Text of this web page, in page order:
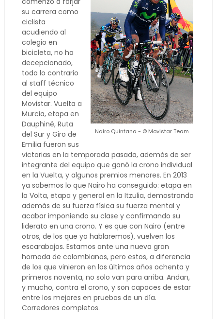
Nairo Quintana - © Movistar Team
su carrera como
ciclista
acudiendo al
colegio en
bicicleta, no ha
decepcionado,
todo lo contrario
al staff técnico
del equipo
Movistar. Vuelta a
Murcia, etapa en
Dauphiné, Ruta
del Sur y Giro de
Emilia fueron sus
victorias en la temporada pasada, además de ser
integrante del equipo que ganó la crono individual
en la Vuelta, y algunos premios menores. En 2013
ya sabemos lo que Nairo ha conseguido: etapa en
la Volta, etapa y general en la Itzulia, demostrando
además de su fuerza física su fuerza mental y
acabar imponiendo su clase y confirmando su
liderato en una crono. Y es que con Nairo (entre
otros, de los que ya hablaremos), vuelven los
escarabajos. Estamos ante una nueva gran
hornada de colombianos, pero estos, a diferencia
de los que vinieron en los últimos años ochenta y
primeros noventa, no solo van para arriba. Andan,
y mucho, contra el crono, y son capaces de estar
entre los mejores en pruebas de un día.
Corredores completos.